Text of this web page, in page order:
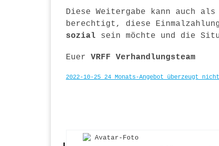
Diese Weitergabe kann auch als
berechtigt, diese
sozial sein möchte und die
Euer VRFF Verhandlungsteam
2022-10-25 24 Monats-Angebot überzeugt